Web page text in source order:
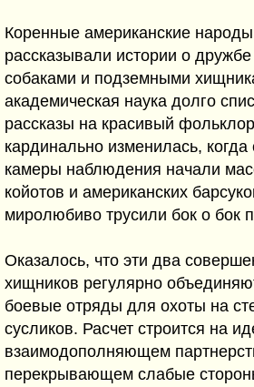
Коренные американские
рассказывали истории о
собаками и подземными
академическая наука долго
рассказы на красивый
кардинально изменилась,
камеры наблюдения начали
койотов и американских
миролюбиво трусили бок о бок
Оказалось, что эти два
хищников регулярно
боевые отряды для охоты на
сусликов. Расчет строится на
взаимодополняющем
перекрывающем слабые